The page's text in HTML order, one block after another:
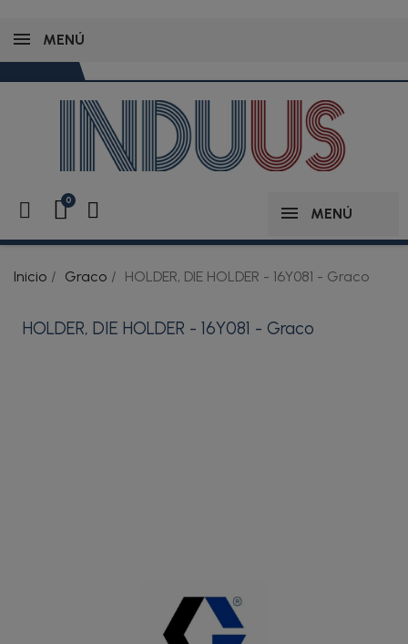
MENÚ
MENÚ
Inicio Graco HOLDER, DIE HOLDER - 16Y081 - Graco
HOLDER, DIE HOLDER - 16Y081 - Graco